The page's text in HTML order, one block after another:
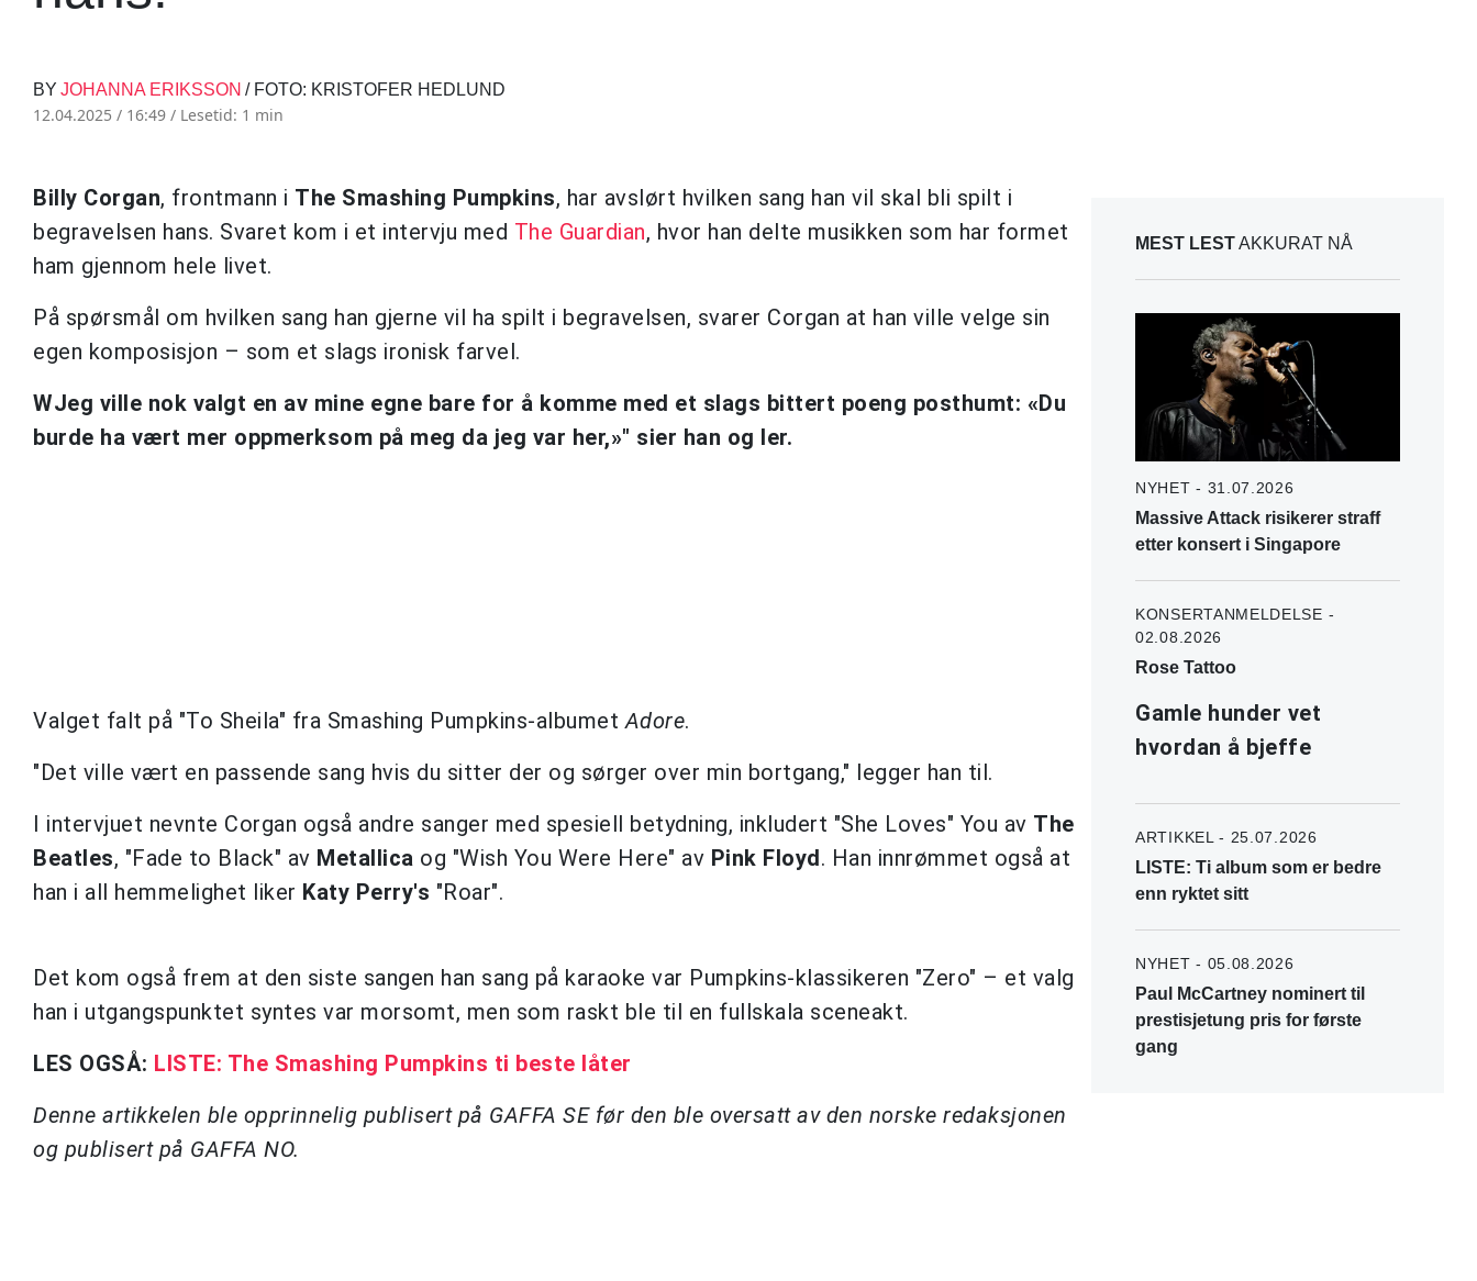
BY JOHANNA ERIKSSON / FOTO: KRISTOFER HEDLUND
12.04.2025 / 16:49 / Lesetid: 1 min
Billy Corgan, frontmann i The Smashing Pumpkins, har avslørt hvilken sang han vil skal bli spilt i
begravelsen hans. Svaret kom i et intervju med The Guardian, hvor han delte musikken som har formet
ham gjennom hele livet.
På spørsmål om hvilken sang han gjerne vil ha spilt i begravelsen, svarer Corgan at han ville velge sin
egen komposisjon – som et slags ironisk farvel.
WJeg ville nok valgt en av mine egne bare for å komme med et slags bittert poeng posthumt: «Du
burde ha vært mer oppmerksom på meg da jeg var her,»" sier han og ler.
Valget falt på "To Sheila" fra Smashing Pumpkins-albumet Adore.
"Det ville vært en passende sang hvis du sitter der og sørger over min bortgang," legger han til.
I intervjuet nevnte Corgan også andre sanger med spesiell betydning, inkludert "She Loves" You av The
Beatles, "Fade to Black" av Metallica og "Wish You Were Here" av Pink Floyd. Han innrømmet også at
han i all hemmelighet liker Katy Perry's "Roar".
Det kom også frem at den siste sangen han sang på karaoke var Pumpkins-klassikeren "Zero" – et valg
han i utgangspunktet syntes var morsomt, men som raskt ble til en fullskala sceneakt.
LES OGSÅ: LISTE: The Smashing Pumpkins ti beste låter
Denne artikkelen ble opprinnelig publisert på GAFFA SE før den ble oversatt av den norske redaksjonen
og publisert på GAFFA NO.
MEST LESTAKKURAT NÅ
NYHET - 31.07.2026
Massive Attack risikerer straff
etter konsert i Singapore
KONSERTANMELDELSE -
02.08.2026
Rose Tattoo
Gamle hunder vet
hvordan å bjeffe
ARTIKKEL - 25.07.2026
LISTE: Ti album som er bedre
enn ryktet sitt
NYHET - 05.08.2026
Paul McCartney nominert til
prestisjetung pris for første
gang